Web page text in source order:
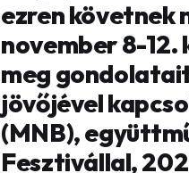
ezren követnek
november 8-
meg
jövőjével
(MNB),
Fesztivállal,